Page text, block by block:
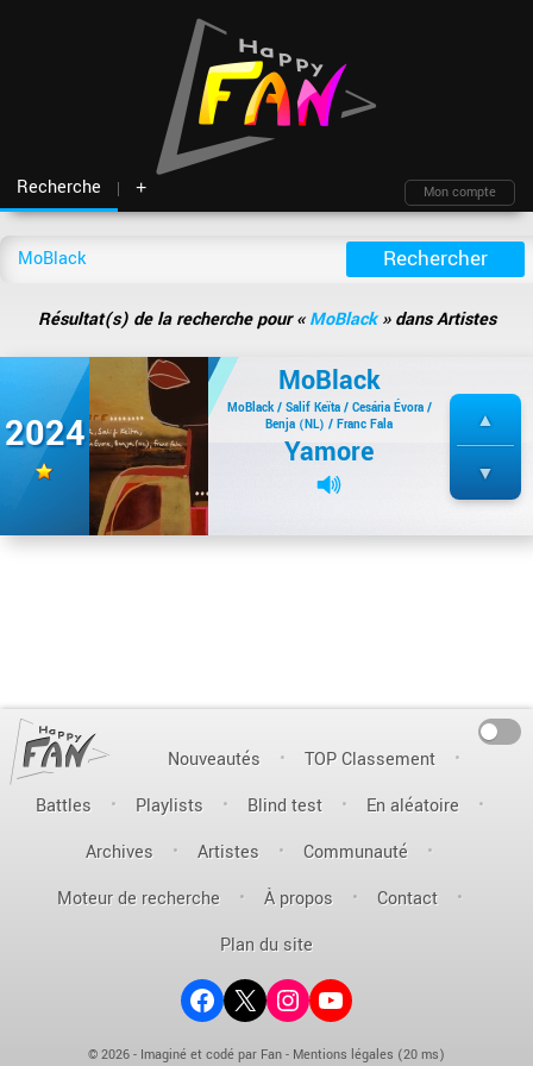
Recherche +
Fil d'actu
Membres
Artistes
Hasard
Moteur de recherche
Archives
Plan du site
Mon compte
Résultat(s) de la recherche pour «MoBlack» dans Artistes
2024
MoBlack
MoBlack / Salif Keïta / Cesária Évora /
Benja (NL) / Franc Fala
Yamore
Nouveautés
TOP Classement
Battles
Playlists Blind test
En aléatoire
Archives
Artistes
Communauté
Moteur de recherche
À propos
Contact
Plan du site
Facebook
X (ex-Twitter)Instagram
YouTube
© 2026 - Imaginé et codé par Fan - Mentions légales (20 ms)
On